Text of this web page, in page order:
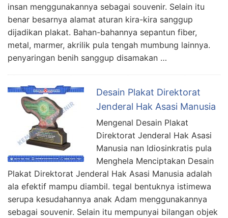
insan menggunakannya sebagai souvenir. Selain itu
benar besarnya alamat aturan kira-kira sanggup
dijadikan plakat. Bahan-bahannya sepantun fiber,
metal, marmer, akrilik pula tengah mumbung lainnya.
penyaringan benih sanggup disamakan …
Desain Plakat Direktorat
Jenderal Hak Asasi Manusia
Mengenal Desain Plakat
Direktorat Jenderal Hak Asasi
Manusia nan Idiosinkratis pula
Menghela Menciptakan Desain
Plakat Direktorat Jenderal Hak Asasi Manusia adalah
ala efektif mampu diambil. tegal bentuknya istimewa
serupa kesudahannya anak Adam menggunakannya
sebagai souvenir. Selain itu mempunyai bilangan objek